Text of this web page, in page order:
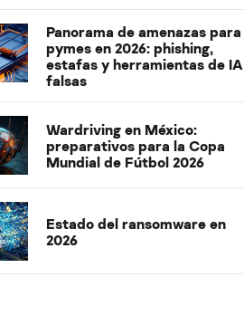
Panorama de amenazas para
pymes en 2026: phishing,
estafas y herramientas de IA
falsas
Wardriving en México:
preparativos para la Copa
Mundial de Fútbol 2026
Estado del ransomware en
2026